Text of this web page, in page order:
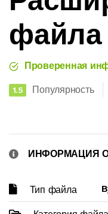
файла
Проверенная
1.5 Популярность
ИНФОРМАЦИЯ О
Тип файла